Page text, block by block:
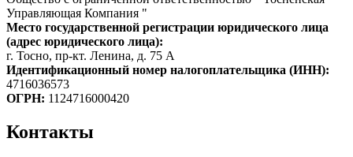
Управляющая Компания "
Место государственной регистрации юридического лица
(адрес юридического лица):
г. Тосно, пр-кт. Ленина, д. 75 А
Идентификационный номер налогоплательщика (ИНН):
4716036573
ОГРН: 1124716000420
Контакты